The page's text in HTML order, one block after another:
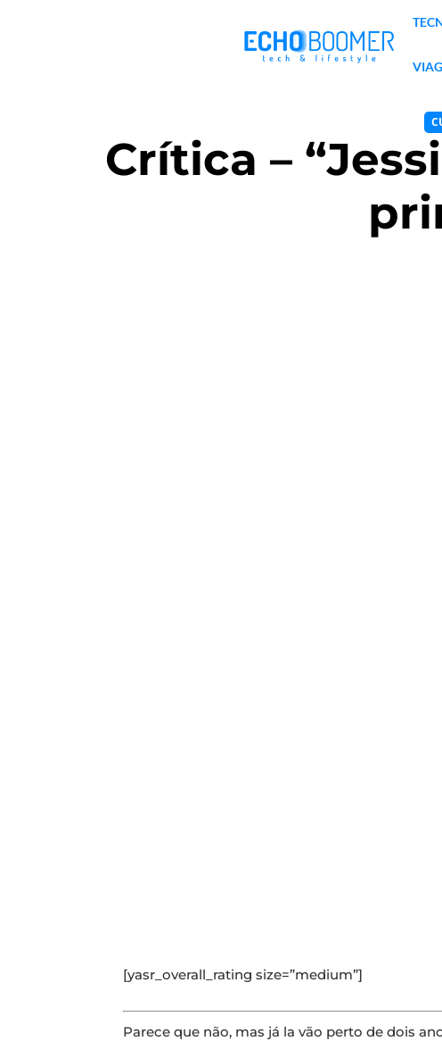
Crítica –
[yasr_overall_rating size=”medium”]
Parece que não, mas já la vão perto de dois